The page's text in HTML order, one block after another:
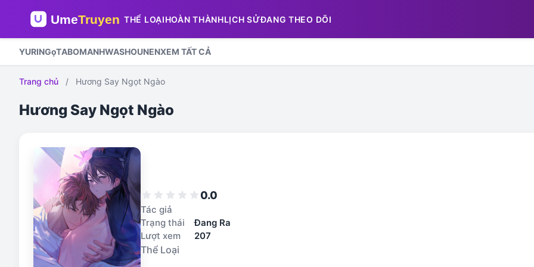
THỂ LOẠIHOÀN THÀNHLỊCH SỬĐANG THEO DÕI
YURINGọTABOMANHWASHOUNENXEM TẤT CẢ
Trang chủ / Hương Say Ngọt Ngào
Hương Say Ngọt Ngào
star star star star star0.0
Tác giả
Trạng thái
Đang Ra
Lượt xem
207
Thể Loại